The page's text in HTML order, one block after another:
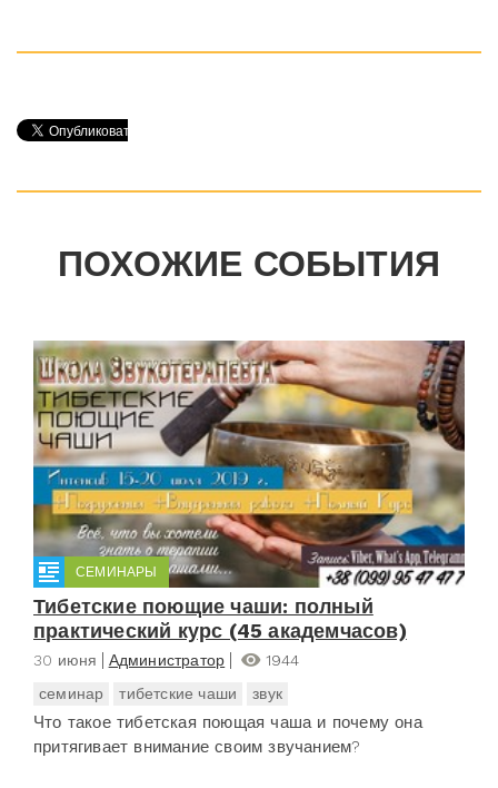
ПОХОЖИЕ СОБЫТИЯ
СЕМИНАРЫ
Тибетские поющие чаши: полный
практический курс (45 академчасов)
30 июня Администратор
1944
семинар
тибетские чаши звук
Что такое тибетская поющая чаша и почему она
притягивает внимание своим звучанием?